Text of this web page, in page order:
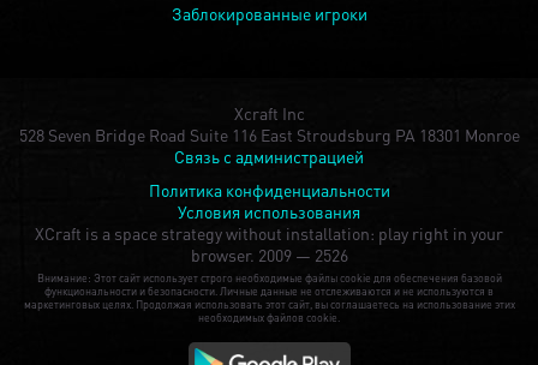
Заблокированные игроки
Xcraft Inc
528 Seven Bridge Road Suite 116 East Stroudsburg PA 18301 Monroe
Связь с администрацией
Политика конфиденциальности
Условия использования
XCraft is a space strategy without installation: play right in your
browser. 2009 — 2526
Внимание: Этот сайт использует строго необходимые файлы cookie для обеспечения базовой
функциональности и безопасности. Личные данные не отслеживаются и не используются в
маркетинговых целях. Продолжая использовать этот сайт, вы соглашаетесь на использование этих
необходимых файлов cookie.